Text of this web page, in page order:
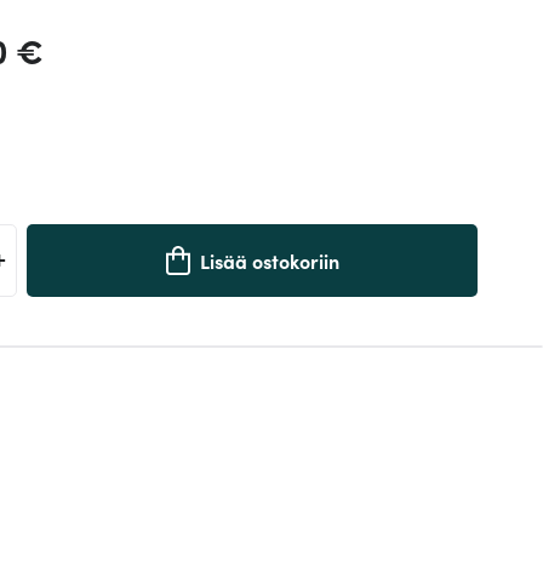
€
Lisää ostokoriin